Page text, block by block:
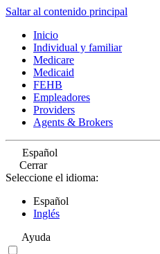
Saltar al contenido principal
Inicio
Individual y familiar
Medicare
Medicaid
FEHB
Empleadores
Providers
Agents & Brokers
Español
Cerrar
Seleccione el idioma:
Español
Inglés
Ayuda